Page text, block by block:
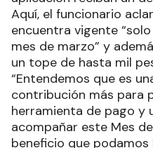
Aquí, el funcionario
encuentra vigente
mes de marzo” y
un tope de hasta mil
“Entendemos que es
contribución más para
herramienta de pago y
acompañar este Mes
beneficio que